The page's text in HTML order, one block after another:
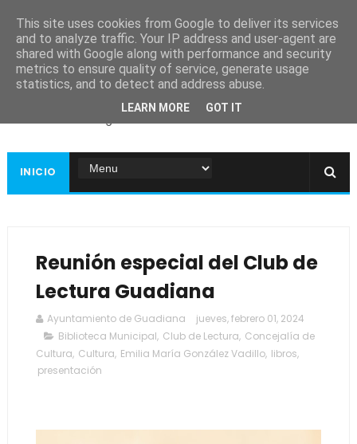
Ayuntamiento de
Guadiana
INICIO
Reunión especial del Club de
Lectura Guadiana
Ayuntamiento de Guadiana
jueves, febrero 01, 2024
Biblioteca Municipal, Club de Lectura, Concejalía de
Cultura, Cultura, Emilia María González Vadillo, libros,
presentación
This site uses cookies from Google to deliver its services
and to analyze traffic. Your IP address and user-agent are
shared with Google along with performance and security
metrics to ensure quality of service, generate usage
statistics, and to detect and address abuse.
LEARN MORE GOT IT